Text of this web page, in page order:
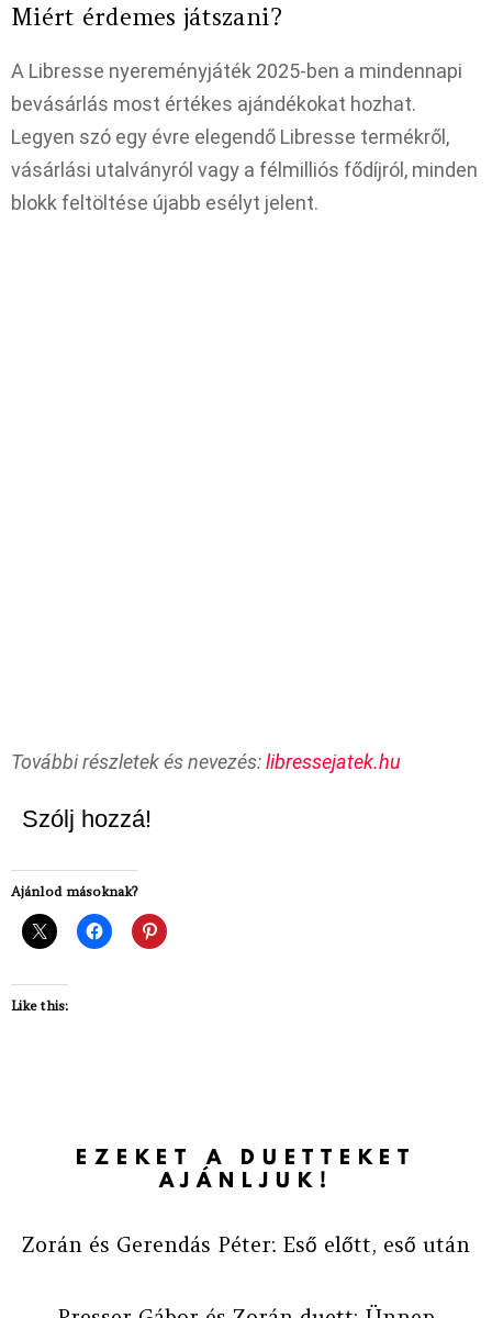
Miért érdemes játszani?
A Libresse nyereményjáték 2025-ben a mindennapi
bevásárlás most értékes ajándékokat hozhat.
Legyen szó egy évre elegendő Libresse termékről,
vásárlási utalványról vagy a félmilliós fődíjról, minden
blokk feltöltése újabb esélyt jelent.
További részletek és nevezés:libressejatek.hu
Szólj hozzá!
Ajánlod másoknak?
Like this:
EZEKET A DUETTEKET
AJÁNLJUK!
Zorán és Gerendás Péter: Eső előtt, eső után